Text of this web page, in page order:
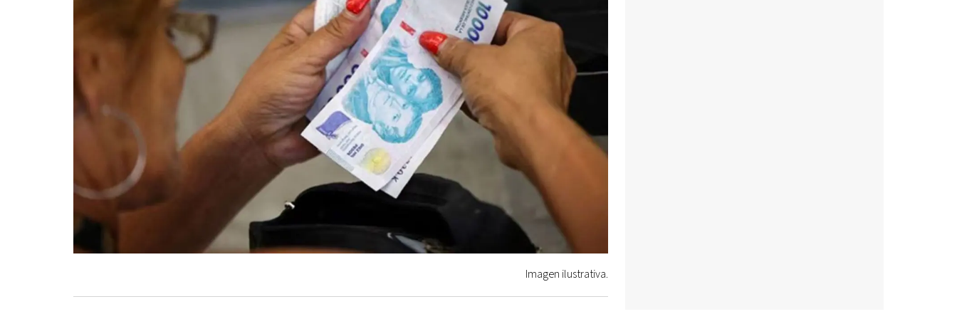
Imagen ilustrativa.